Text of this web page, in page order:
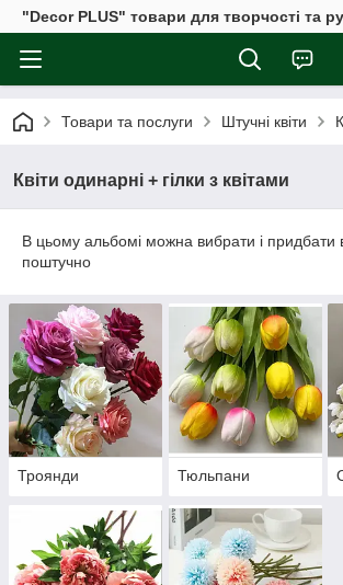
"Decor PLUS" товари для творчості та
Товари та послуги Штучні квіти
Квіти одинарні + гілки з квітами
В цьому альбомі можна вибрати і придбати
поштучно
Троянди Тюльпани